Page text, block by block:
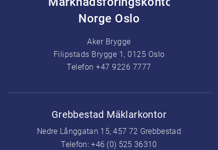
Norge Oslo
Aker Brygge
Filipstads Brygge 1, 0125 Oslo
Telefon +47 9226 7777
Grebbestad Mäklarkontor
Nedre Långgatan 15, 457 72 Grebbestad
Telefon:+46 (0) 525 36310